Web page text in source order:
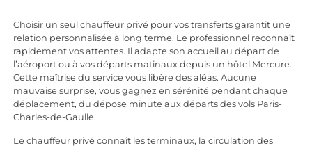
Choisir un seul chauffeur privé pour vos transferts garantit une
relation personnalisée à long terme. Le professionnel reconnaît
rapidement vos attentes. Il adapte son accueil au départ de
l’aéroport ou à vos départs matinaux depuis un hôtel Mercure.
Cette maîtrise du service vous libère des aléas. Aucune
mauvaise surprise, vous gagnez en sérénité pendant chaque
déplacement, du dépose minute aux départs des vols Paris-
Charles-de-Gaulle.
Le chauffeur privé connaît les terminaux, la circulation des